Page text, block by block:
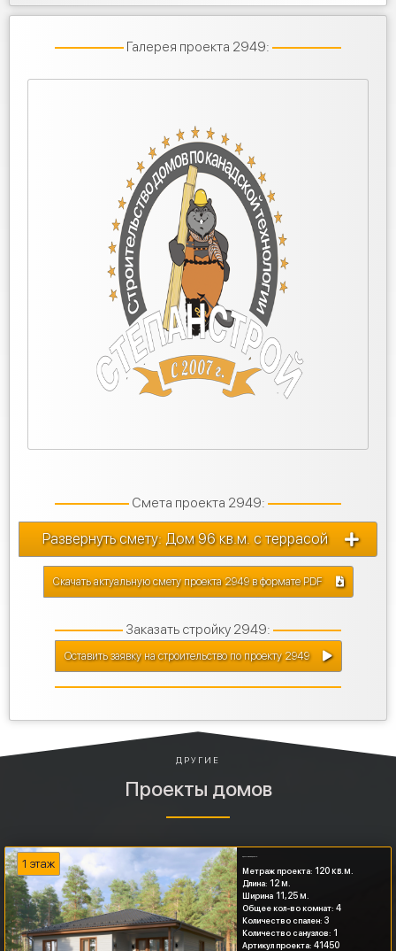
Галерея проекта 2949:
Смета проекта 2949:
Развернуть смету: Дом 96 кв.м. с террасой
Скачать актуальную смету проекта 2949 в формате PDF
Заказать стройку 2949:
Оставить заявку на строительство по проекту 2949
ДРУГИЕ
Проекты домов
1 этаж
Метраж проекта: 120 кв.м.
Длина: 12 м.
Ширина 11,25 м.
Общее кол-во комнат: 4
Количество спален: 3
Количество санузлов: 1
Артикул проекта: 41450